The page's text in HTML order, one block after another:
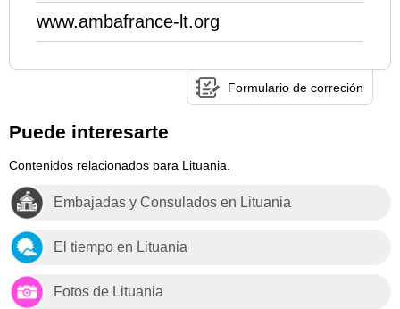
www.ambafrance-lt.org
Formulario de correción
Puede interesarte
Contenidos relacionados para Lituania.
Embajadas y Consulados en Lituania
El tiempo en Lituania
Fotos de Lituania